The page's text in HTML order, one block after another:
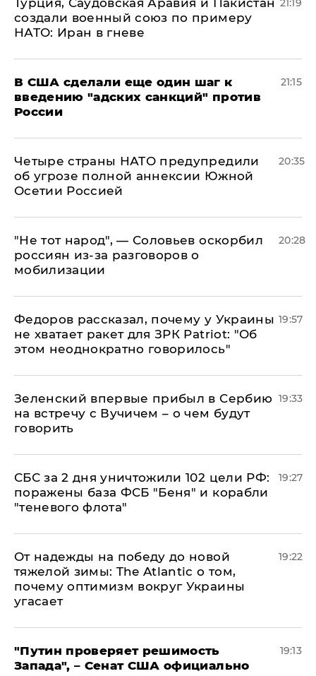
Турция, Саудовская Аравия и Пакистан
создали военный союз по примеру
НАТО: Иран в гневе
21:19
В США сделали еще один шаг к
введению "адских санкций" против
России
21:15
Четыре страны НАТО предупредили
об угрозе полной аннексии Южной
Осетии Россией
20:35
​"Не тот народ", — Соловьев оскорбил
россиян из-за разговоров о
мобилизации
20:28
Федоров рассказал, почему у Украины
не хватает ракет для ЗРК Patriot: "Об
этом неоднократно говорилось"
19:57
Зеленский впервые прибыл в Сербию
на встречу с Вучичем – о чем будут
говорить
19:33
СБС за 2 дня уничтожили 102 цели РФ:
поражены база ФСБ "Беня" и корабли
"теневого флота"
19:27
От надежды на победу до новой
тяжелой зимы: The Atlantic о том,
почему оптимизм вокруг Украины
угасает
19:22
"Путин проверяет решимость
Запада", – Сенат США официально
19:13